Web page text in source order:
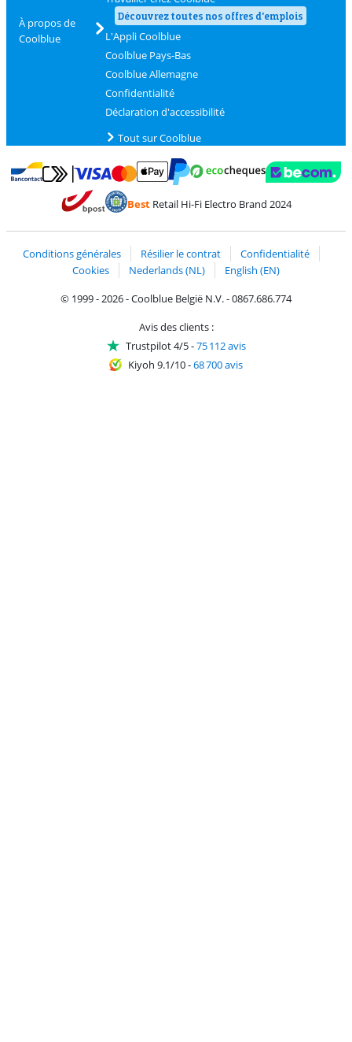
À propos de
Coolblue
Découvrez toutes nos offres d'emplois
L'Appli Coolblue
Coolblue Pays-Bas
Coolblue Allemagne
Confidentialité
Déclaration d'accessibilité
Tout sur Coolblue
Payer avec Bancontact
Payer avec MasterCard et Visa via ClickToPay
BestRetail Hi-Fi Electro Brand 2024
Conditions générales Résilier le contrat
Confidentialité
Cookies
Nederlands (NL)
English (EN)
© 1999 - 2026 - Coolblue België N.V. - 0867.686.774
Avis des clients :
Trustpilot 4/5-75 112 avis
Kiyoh 9.1/10-68 700 avis